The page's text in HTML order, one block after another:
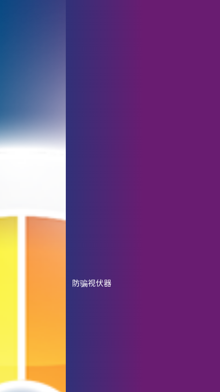
防骗视伏器